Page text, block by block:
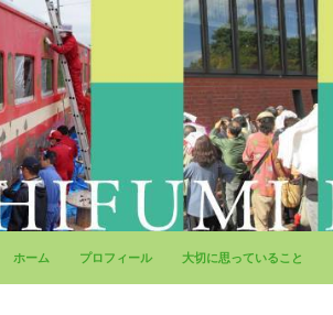
ホーム
プロフィール 大切に思っていること